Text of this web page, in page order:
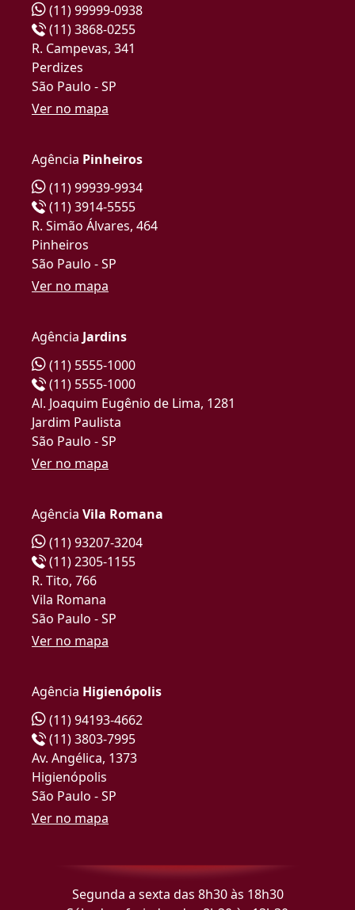
(11) 99999-0938
(11) 3868-0255
R. Campevas, 341
Perdizes
São Paulo - SP
Ver no mapa
Agência Pinheiros
(11) 99939-9934
(11) 3914-5555
R. Simão Álvares, 464
Pinheiros
São Paulo - SP
Ver no mapa
Agência Jardins
(11) 5555-1000
(11) 5555-1000
Al. Joaquim Eugênio de Lima, 1281
Jardim Paulista
São Paulo - SP
Ver no mapa
Agência Vila Romana
(11) 93207-3204
(11) 2305-1155
R. Tito, 766
Vila Romana
São Paulo - SP
Ver no mapa
Agência Higienópolis
(11) 94193-4662
(11) 3803-7995
Av. Angélica, 1373
Higienópolis
São Paulo - SP
Ver no mapa
Segunda a sexta das 8h30 às 18h30